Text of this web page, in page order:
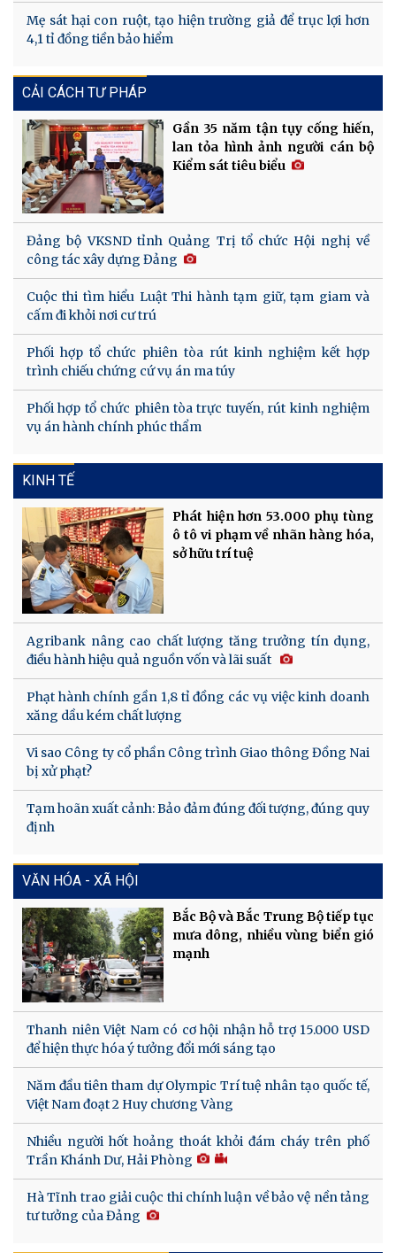
Mẹ sát hại con ruột, tạo hiện trường giả để trục lợi hơn
4,1 tỉ đồng tiền bảo hiểm
CẢI CÁCH TƯ PHÁP
Gần 35 năm tận tụy cống hiến,
lan tỏa hình ảnh người cán bộ
Kiểm sát tiêu biểu
Đảng bộ VKSND tỉnh Quảng Trị tổ chức Hội nghị về
công tác xây dựng Đảng
Cuộc thi tìm hiểu Luật Thi hành tạm giữ, tạm giam và
cấm đi khỏi nơi cư trú
Phối hợp tổ chức phiên tòa rút kinh nghiệm kết hợp
trình chiếu chứng cứ vụ án ma túy
Phối hợp tổ chức phiên tòa trực tuyến, rút kinh nghiệm
vụ án hành chính phúc thẩm
KINH TẾ
Phát hiện hơn 53.000 phụ tùng
ô tô vi phạm về nhãn hàng hóa,
sở hữu trí tuệ
Agribank nâng cao chất lượng tăng trưởng tín dụng,
điều hành hiệu quả nguồn vốn và lãi suất
Phạt hành chính gần 1,8 tỉ đồng các vụ việc kinh doanh
xăng dầu kém chất lượng
Vi sao Công ty cổ phần Công trình Giao thông Đồng Nai
bị xử phạt?
Tạm hoãn xuất cảnh: Bảo đảm đúng đối tượng, đúng quy
định
VĂN HÓA - XÃ HỘI
Bắc Bộ và Bắc Trung Bộ tiếp tục
mưa dông, nhiều vùng biển gió
mạnh
Thanh niên Việt Nam có cơ hội nhận hỗ trợ 15.000 USD
để hiện thực hóa ý tưởng đổi mới sáng tạo
Năm đầu tiên tham dự Olympic Trí tuệ nhân tạo quốc tế,
Việt Nam đoạt 2 Huy chương Vàng
Nhiều người hốt hoảng thoát khỏi đám cháy trên phố
Trần Khánh Dư, Hải Phòng
Hà Tĩnh trao giải cuộc thi chính luận về bảo vệ nền tảng
tư tưởng của Đảng